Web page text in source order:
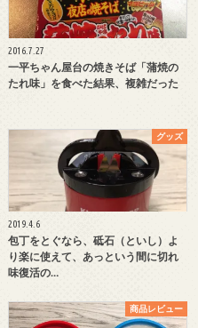
2016.7.27
一平ちゃん屋台の焼きそば「蒲焼の
たれ味」を食べた結果、複雑だった
グッズ
2019.4.6
包丁をとぐなら、砥石（といし）よ
り楽に使えて、あっという間に切れ
味復活の…
商品レビュー